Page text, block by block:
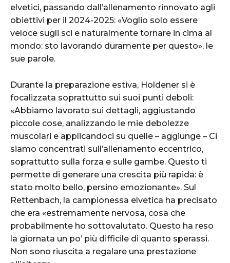
elvetici, passando dall’allenamento rinnovato agli
obiettivi per il 2024-2025: «Voglio solo essere
veloce sugli sci e naturalmente tornare in cima al
mondo: sto lavorando duramente per questo», le
sue parole.
Durante la preparazione estiva, Holdener si è
focalizzata soprattutto sui suoi punti deboli:
«Abbiamo lavorato sui dettagli, aggiustando
piccole cose, analizzando le mie debolezze
muscolari e applicandoci su quelle – aggiunge – Ci
siamo concentrati sull’allenamento eccentrico,
soprattutto sulla forza e sulle gambe. Questo ti
permette di generare una crescita più rapida: è
stato molto bello, persino emozionante». Sul
Rettenbach, la campionessa elvetica ha precisato
che era «estremamente nervosa, cosa che
probabilmente ho sottovalutato. Questo ha reso
la giornata un po’ più difficile di quanto sperassi.
Non sono riuscita a regalare una prestazione